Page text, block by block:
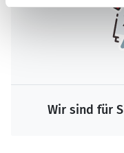
Wir sind für